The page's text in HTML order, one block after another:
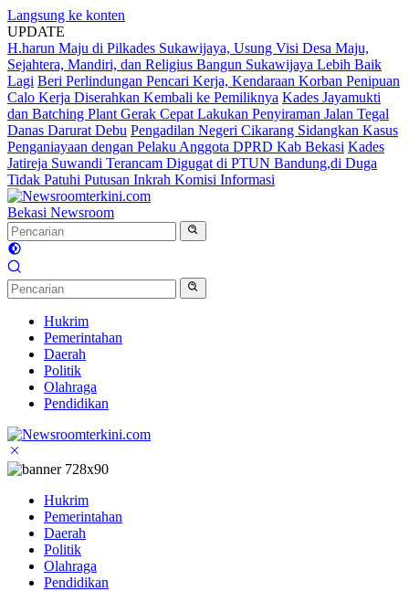
Langsung ke konten
UPDATE
H.harun Maju di Pilkades Sukawijaya, Usung Visi Desa Maju,
Sejahtera, Mandiri, dan Religius Bangun Sukawijaya Lebih Baik
Lagi Beri Perlindungan Pencari Kerja, Kendaraan Korban Penipuan
Calo Kerja Diserahkan Kembali ke Pemiliknya Kades Jayamukti
dan Batching Plant Gerak Cepat Lakukan Penyiraman Jalan Tegal
Danas Darurat Debu Pengadilan Negeri Cikarang Sidangkan Kasus
Penganiayaan dengan Pelaku Anggota DPRD Kab Bekasi Kades
Jatireja Suwandi Terancam Digugat di PTUN Bandung,di Duga
Tidak Patuhi Putusan Inkrah Komisi Informasi
Bekasi Newsroom
Hukrim
Pemerintahan
Daerah
Politik
Olahraga
Pendidikan
Hukrim
Pemerintahan
Daerah
Politik
Olahraga
Pendidikan